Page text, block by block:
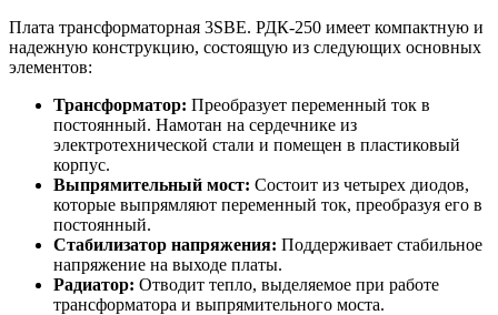
Плата трансформаторная 3SBE. РДК-250 имеет компактную и
надежную конструкцию, состоящую из следующих основных
элементов:
Трансформатор: Преобразует переменный ток в
постоянный. Намотан на сердечнике из
электротехнической стали и помещен в пластиковый
корпус.
Выпрямительный мост: Состоит из четырех диодов,
которые выпрямляют переменный ток, преобразуя его в
постоянный.
Стабилизатор напряжения: Поддерживает стабильное
напряжение на выходе платы.
Радиатор: Отводит тепло, выделяемое при работе
трансформатора и выпрямительного моста.